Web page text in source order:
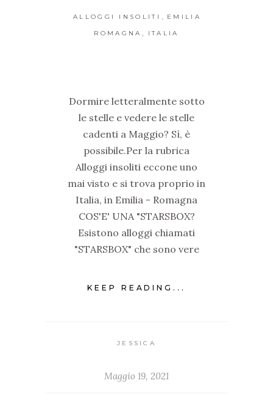
ALLOGGI INSOLITI EMILIA
ROMAGNA ITALIA
Dormire letteralmente sotto
le stelle e vedere le stelle
cadenti a Maggio? Sì, è
possibile.Per la rubrica
Alloggi insoliti eccone uno
mai visto e si trova proprio in
Italia, in Emilia - Romagna
COS'E' UNA "STARSBOX?
Esistono alloggi chiamati
"STARSBOX" che sono vere
KEEP READING...
JESSICA
Maggio 19, 2021